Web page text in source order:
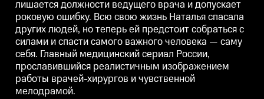
изображением работы врачей-
хирургов и чувственной
мелодрамой.
изображением работы врачей-
хирургов и чувственной
мелодрамой.
лишается должности ведущего врача и допускает
роковую ошибку. Всю свою жизнь Наталья спасала
других людей, но теперь ей предстоит собраться с
силами и спасти самого важного человека — саму
себя. Главный медицинский сериал России,
прославившийся реалистичным изображением
работы врачей-хирургов и чувственной
мелодрамой.